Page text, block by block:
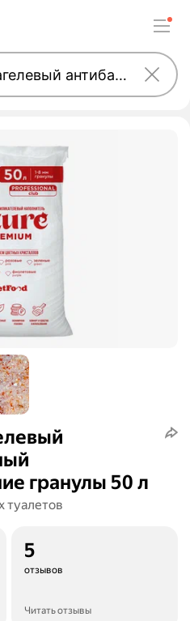
гранулы 50 л
туалетов
5
отзывов
Читать отзывы